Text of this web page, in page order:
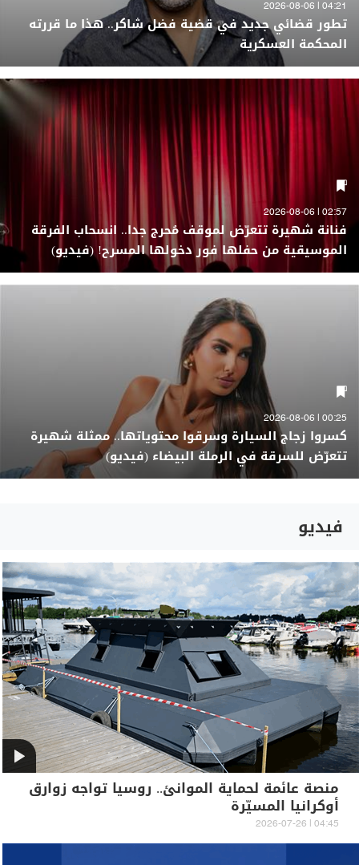
04:21 | 2026-08-06
تطور قضائي جديد في قضية فضل شاكر.. هذا ما قررته
المحكمة العسكرية
02:57 | 2026-08-06
فنانة شهيرة تتعرّض لموقف مُحرج جدا.. انسحاب الفرقة
الموسيقية من حفلها فور دخولها المسرح! (فيديو)
00:25 | 2026-08-06
كسروا زجاج السيارة وسرقوا محتوياتها.. ممثلة شهيرة
تتعرّض للسرقة في الرملة البيضاء (فيديو)
فيديو
منصة عائمة لحماية الموانئ.. روسيا تواجه زوارق
أوكرانيا المسيّرة
04:45 | 2026-07-26